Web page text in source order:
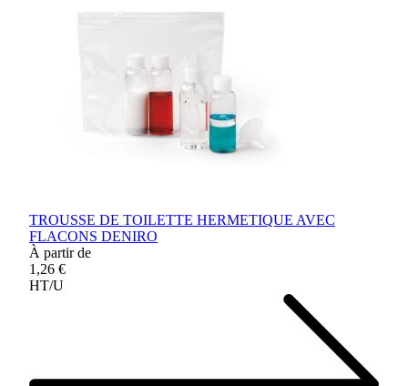
TROUSSE DE TOILETTE HERMETIQUE AVEC
FLACONS DENIRO
À partir de
1,26 €
HT/U